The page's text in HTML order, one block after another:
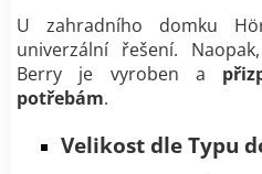
U zahradního domku
univerzální řešení.
Berry je vyroben a
potřebám.
Velikost dle Typu